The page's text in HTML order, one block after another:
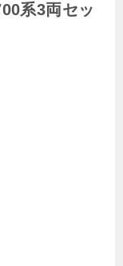
系3両セッ